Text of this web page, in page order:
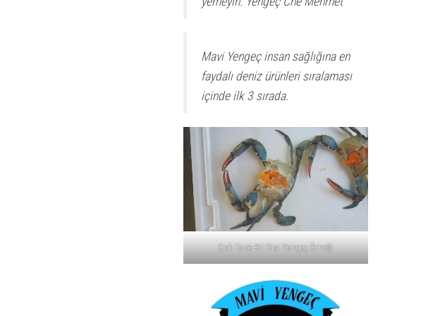
Mavi Yengeç insan sağlığına en
faydalı deniz ürünleri sıralaması
içinde ilk 3 sırada.
Çok Taze Bir Dişi Yengeç Örneği